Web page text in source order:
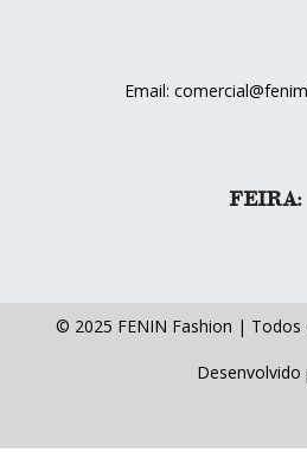
Email:
FEIRA:
© 2025 FENIN Fashion | Todos
Desenvolvido